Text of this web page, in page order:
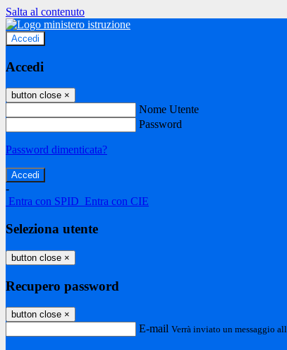
Salta al contenuto
Accedi
Accedi
button close ×
Nome Utente
Password
Password dimenticata?
-
Entra con SPID Entra con CIE
Seleziona utente
button close ×
Recupero password
button close ×
E-mail Verrà inviato un messaggio